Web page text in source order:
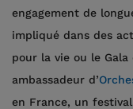
engagement de
impliqué dans des
pour la vie ou le Gala
ambassadeur d’
en France, un